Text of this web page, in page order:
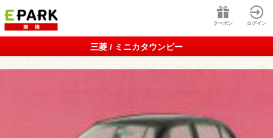
クーポン ログイン
三菱 / ミニカタウンビー